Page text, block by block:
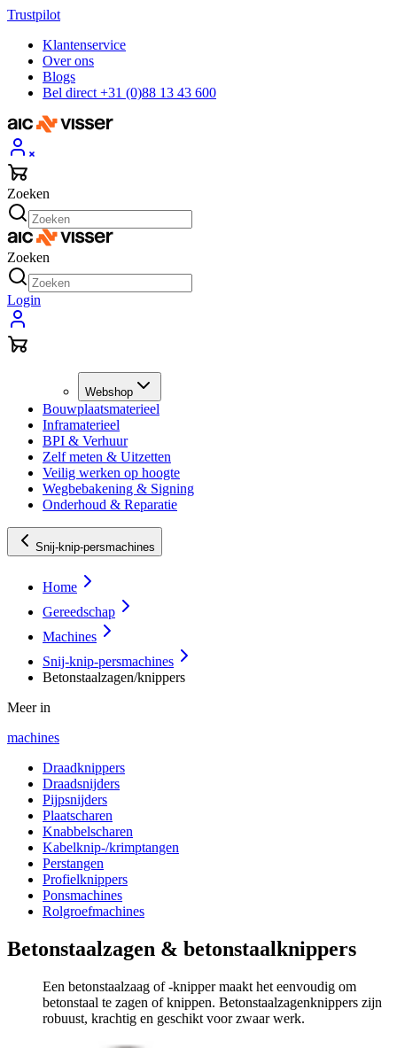
Trustpilot
Klantenservice
Over ons
Blogs
Bel direct +31 (0)88 13 43 600
Zoeken
Zoeken
Login
Webshop
Bouwplaatsmaterieel
Inframaterieel
BPI & Verhuur
Zelf meten & Uitzetten
Veilig werken op hoogte
Wegbebakening & Signing
Onderhoud & Reparatie
Snij-knip-persmachines
Home
Gereedschap
Machines
Snij-knip-persmachines
Betonstaalzagen/knippers
Meer in
machines
Draadknippers
Draadsnijders
Pijpsnijders
Plaatscharen
Knabbelscharen
Kabelknip-/krimptangen
Perstangen
Profielknippers
Ponsmachines
Rolgroefmachines
Betonstaalzagen & betonstaalknippers
Een betonstaalzaag of -knipper maakt het eenvoudig om
betonstaal te zagen of knippen. Betonstaalzagenknippers zijn
robuust, krachtig en geschikt voor zwaar werk.